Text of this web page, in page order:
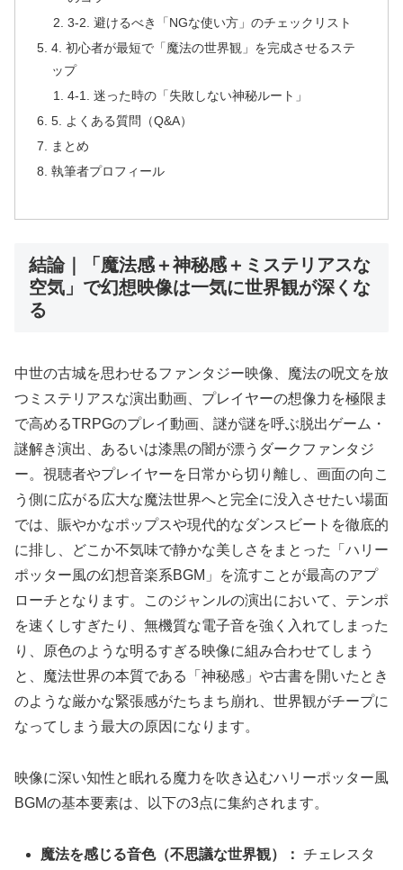
3-2. 避けるべき「NGな使い方」のチェックリスト
4. 初心者が最短で「魔法の世界観」を完成させるステ
ップ
4-1. 迷った時の「失敗しない神秘ルート」
5. よくある質問（Q&A）
まとめ
執筆者プロフィール
結論｜「魔法感＋神秘感＋ミステリアスな
空気」で幻想映像は一気に世界観が深くな
る
中世の古城を思わせるファンタジー映像、魔法の呪文を放
つミステリアスな演出動画、プレイヤーの想像力を極限ま
で高めるTRPGのプレイ動画、謎が謎を呼ぶ脱出ゲーム・
謎解き演出、あるいは漆黒の闇が漂うダークファンタジ
ー。視聴者やプレイヤーを日常から切り離し、画面の向こ
う側に広がる広大な魔法世界へと完全に没入させたい場面
では、賑やかなポップスや現代的なダンスビートを徹底的
に排し、どこか不気味で静かな美しさをまとった「ハリー
ポッター風の幻想音楽系BGM」を流すことが最高のアプ
ローチとなります。このジャンルの演出において、テンポ
を速くしすぎたり、無機質な電子音を強く入れてしまった
り、原色のような明るすぎる映像に組み合わせてしまう
と、魔法世界の本質である「神秘感」や古書を開いたとき
のような厳かな緊張感がたちまち崩れ、世界観がチープに
なってしまう最大の原因になります。
映像に深い知性と眠れる魔力を吹き込むハリーポッター風
BGMの基本要素は、以下の3点に集約されます。
魔法を感じる音色（不思議な世界観）： チェレスタ